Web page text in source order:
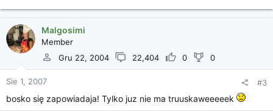
Malgosimi
Member
Gru 22, 2004
22,404 0 0
Sie 1, 2007 #3
bosko się zapowiadaja! Tylko juz nie ma truuskaweeeeek